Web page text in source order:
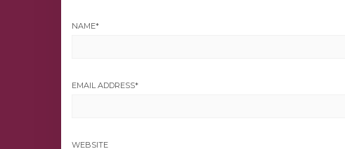
NAME*
EMAIL ADDRESS*
WEBSITE